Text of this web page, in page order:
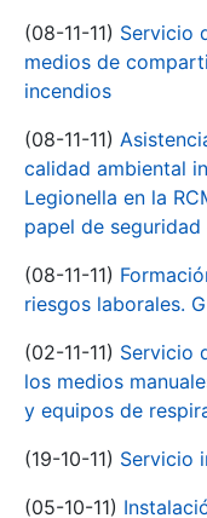
(08-11-11) Servicio
medios de
incendios
(08-11-11)
calidad ambiental
Legionella en la
papel de seguridad
(08-11-11)
riesgos laborales.
(02-11-11) Servicio
los medios
y equipos de
(19-10-11) Servicio
(05-10-11)